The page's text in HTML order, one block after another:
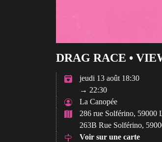
DRAG RACE •
jeudi 13 août 18:30
→ 22:30
La Canopée
286 rue Solférino, 59000
263B Rue Solférino,
Voir sur une carte